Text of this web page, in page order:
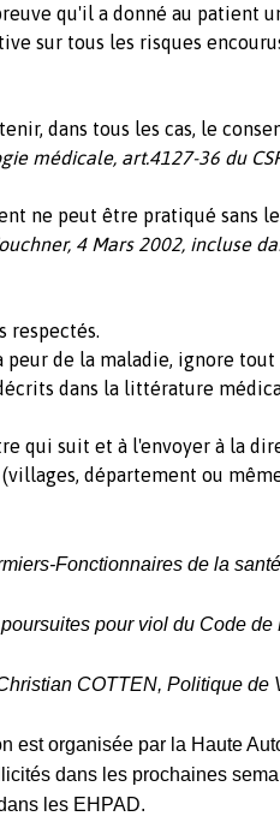
qu'il a donné au patient
sur tous les risques
dans tous les cas, le
médicale, art.4127-36 du
ne peut être pratiqué sans
4 Mars 2002, incluse
respectés.
peur de la maladie, ignore tout
dans la littérature
qui suit et à l'envoyer à la
département ou
-Fonctionnaires de la
pour viol du Code de
COTTEN, Politique de
est organisée par la Haute
dans les prochaines
ans les EHPAD.